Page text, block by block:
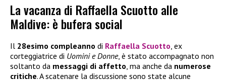
La vacanza di Raffaella Scuotto alle
Maldive: è bufera social
Il 28esimo compleanno di Raffaella Scuotto, ex
corteggiatrice di Uomini e Donne, è stato accompagnato non
soltanto da messaggi di affetto, ma anche da numerose
critiche. A scatenare la discussione sono state alcune